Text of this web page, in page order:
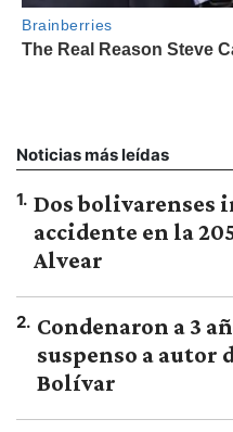
Noticias más leídas
1. Dos bolivarenses
accidente en la
Alvear
2. Condenaron a 3
suspenso a autor
Bolívar